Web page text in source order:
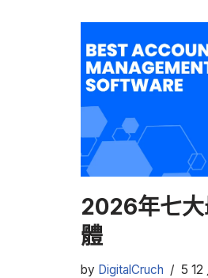
2026年七
體
by DigitalCruch 5 12